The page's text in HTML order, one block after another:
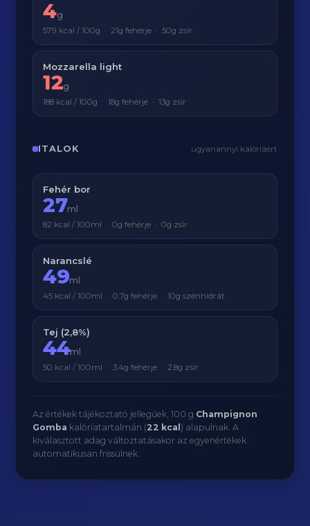
4g
579 kcal / 100g · 21g fehérje · 50g zsír
Mozzarella light
12g
188 kcal / 100g · 18g fehérje · 13g zsír
ITALOK ugyanannyi kalóriáért
Fehér bor
27ml
82 kcal / 100ml · 0g fehérje · 0g zsír
Narancslé
49ml
45 kcal / 100ml · 0.7g fehérje · 10g szénhidrát
Tej (2,8%)
44ml
50 kcal / 100ml · 3.4g fehérje · 2.8g zsír
Az értékek tájékoztató jellegűek, 100 g Champignon
Gomba kalóriatartalmán (22 kcal ) alapulnak. A
kiválasztott adag változtatásakor az egyenértékek
automatikusan frissülnek.